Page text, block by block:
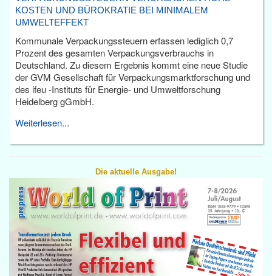
KOSTEN UND BÜROKRATIE BEI MINIMALEM
UMWELTEFFEKT
Kommunale Verpackungssteuern erfassen lediglich 0,7
Prozent des gesamten Verpackungsverbrauchs in
Deutschland. Zu diesem Ergebnis kommt eine neue Studie
der GVM Gesellschaft für Verpackungsmarktforschung und
des ifeu -Instituts für Energie- und Umweltforschung
Heidelberg gGmbH.
Weiterlesen...
Die aktuelle Ausgabe!